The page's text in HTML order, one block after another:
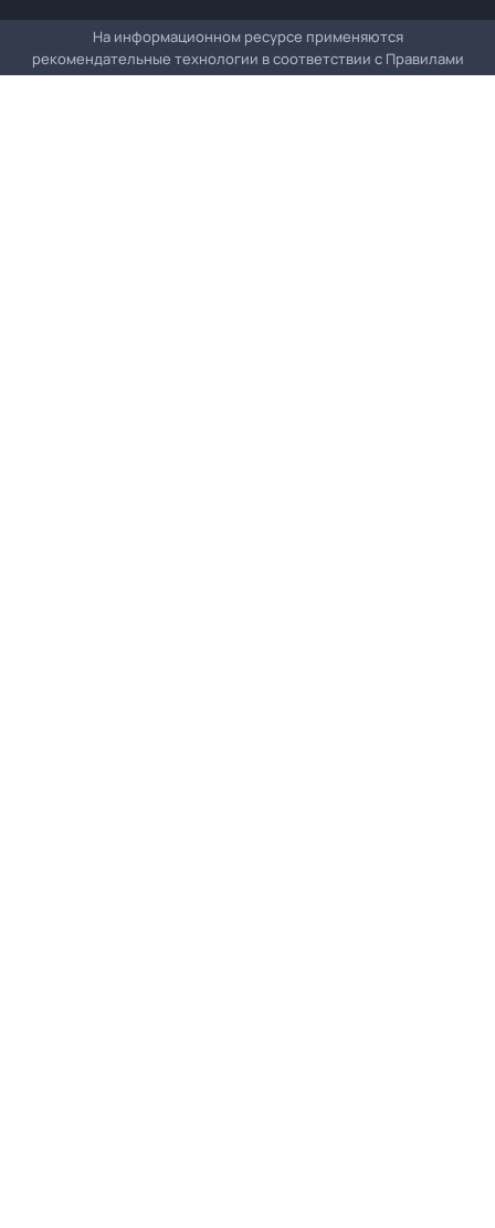
На информационном ресурсе применяются
рекомендательные технологии в соответствии с Правилами